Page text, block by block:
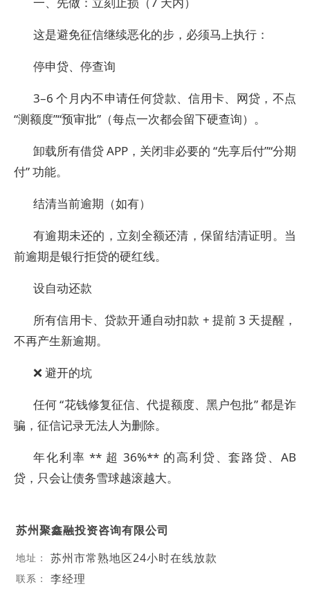
这是避免征信继续恶化的步，必须马上执行：
停申贷、停查询
3–6 个月内不申请任何贷款、信用卡、网贷，不点
“测额度”“预审批”（每点一次都会留下硬查询）。
卸载所有借贷 APP，关闭非必要的 “先享后付”“分期
付” 功能。
结清当前逾期（如有）
有逾期未还的，立刻全额还清，保留结清证明。当
前逾期是银行拒贷的硬红线。
设自动还款
所有信用卡、贷款开通自动扣款 + 提前 3 天提醒，
不再产生新逾期。
❌ 避开的坑
任何 “花钱修复征信、代提额度、黑户包批” 都是诈
骗，征信记录无法人为删除。
年化利率 ** 超 36%** 的高利贷、套路贷、AB
贷，只会让债务雪球越滚越大。
苏州聚鑫融投资咨询有限公司
地址： 苏州市常熟地区24小时在线放款
联系： 李经理